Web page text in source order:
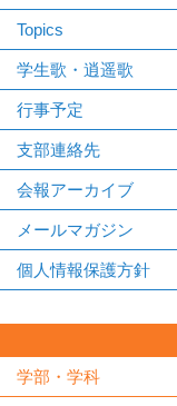
Topics
学生歌・逍遥歌
行事予定
支部連絡先
会報アーカイブ
メールマガジン
個人情報保護方針
学部・学科